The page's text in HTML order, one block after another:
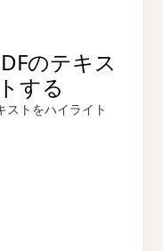
のテキス
する
ストをハイライト